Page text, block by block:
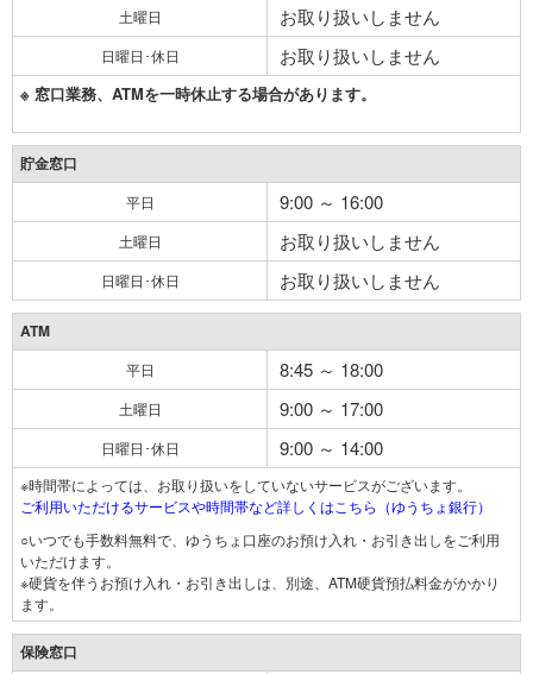
土曜日 お取り扱いしません
日曜日･休日 お取り扱いしません
※ 窓口業務、ATMを一時休止する場合があります。
貯金窓口
平日 9:00 ～ 16:00
土曜日 お取り扱いしません
日曜日･休日 お取り扱いしません
ATM
平日 8:45 ～ 18:00
土曜日 9:00 ～ 17:00
日曜日･休日 9:00 ～ 14:00
※時間帯によっては、お取り扱いをしていないサービスがございます。
ご利用いただけるサービスや時間帯など詳しくはこちら（ゆうちょ銀行）
○いつでも手数料無料で、ゆうちょ口座のお預け入れ・お引き出しをご利用
いただけます。
※硬貨を伴うお預け入れ・お引き出しは、別途、ATM硬貨預払料金がかかり
ます。
保険窓口